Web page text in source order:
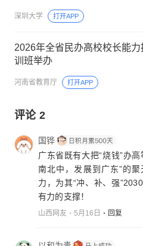
深圳大学 打开APP
2026年全省民办高校校长能力
训班举办
河南省教育厅 打开APP
评论 2
国铧
广东省既有大把“烧钱”办
南北中，发展到广东”的聚
力，为其“冲、补、强
有力的支撑！
山西网友 5月16日 回复